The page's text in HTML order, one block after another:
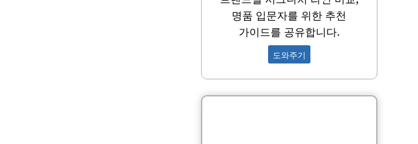
명품 입문자를 위한 추천
가이드를 공유합니다.
도와주기